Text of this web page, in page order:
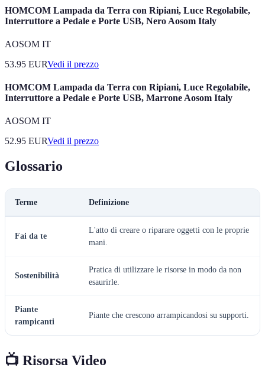
HOMCOM Lampada da Terra con Ripiani, Luce Regolabile,
Interruttore a Pedale e Porte USB, Nero Aosom Italy
AOSOM IT
53.95 EURVedi il prezzo
HOMCOM Lampada da Terra con Ripiani, Luce Regolabile,
Interruttore a Pedale e Porte USB, Marrone Aosom Italy
AOSOM IT
52.95 EURVedi il prezzo
Glossario
Terme Definizione
Fai da te
L'atto di creare o riparare oggetti con le proprie
mani.
Sostenibilità
Pratica di utilizzare le risorse in modo da non
esaurirle.
Piante
rampicanti
Piante che crescono arrampicandosi su supporti.
📺 Risorsa Video